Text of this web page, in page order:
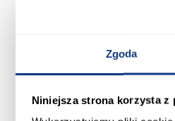
Zgoda
Niniejsza strona korzysta z